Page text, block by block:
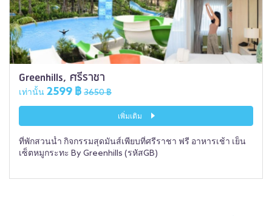
Greenhills, ศรีราชา
เท่านั้น 2599 ฿ 3650 ฿
เพิ่มเติม
ที่พักสวนน้ำ กิจกรรมสุดมันส์เพียบที่ศรีราชา ฟรี อาหารเช้า เย็น
เซ็ตหมูกระทะ By Greenhills (รหัสGB)